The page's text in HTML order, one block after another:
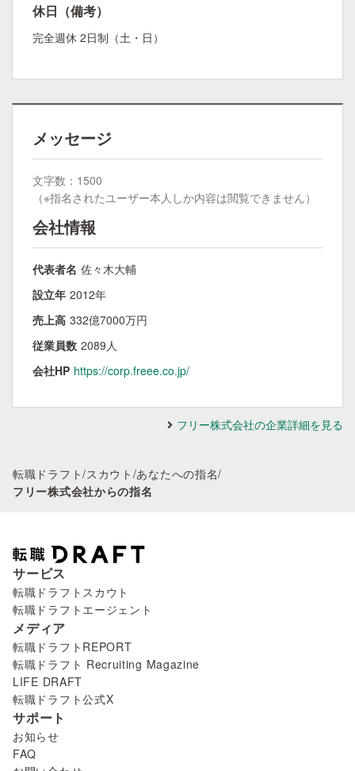
休日（備考）
完全週休 2日制（土・日）
メッセージ
文字数：1500
（※指名されたユーザー本人しか内容は閲覧できません）
会社情報
代表者名 佐々木大輔
設立年 2012年
売上高 332億7000万円
従業員数 2089人
会社HP https://corp.freee.co.jp/
フリー株式会社の企業詳細を見る
転職ドラフト/スカウト /あなたへの指名/
フリー株式会社からの指名
サービス
転職ドラフトスカウト
転職ドラフトエージェント
メディア
転職ドラフトREPORT
転職ドラフト Recruiting Magazine
LIFE DRAFT
転職ドラフト公式X
サポート
お知らせ
FAQ